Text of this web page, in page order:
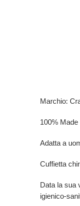
Marchio:
100% Made
Adatta a
Cuffietta
Data la sua
igienico-